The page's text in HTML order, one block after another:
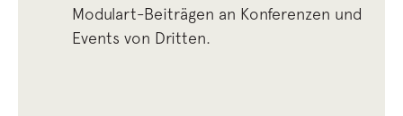
Modulart-Beiträgen an Konferenzen und
Events von Dritten.